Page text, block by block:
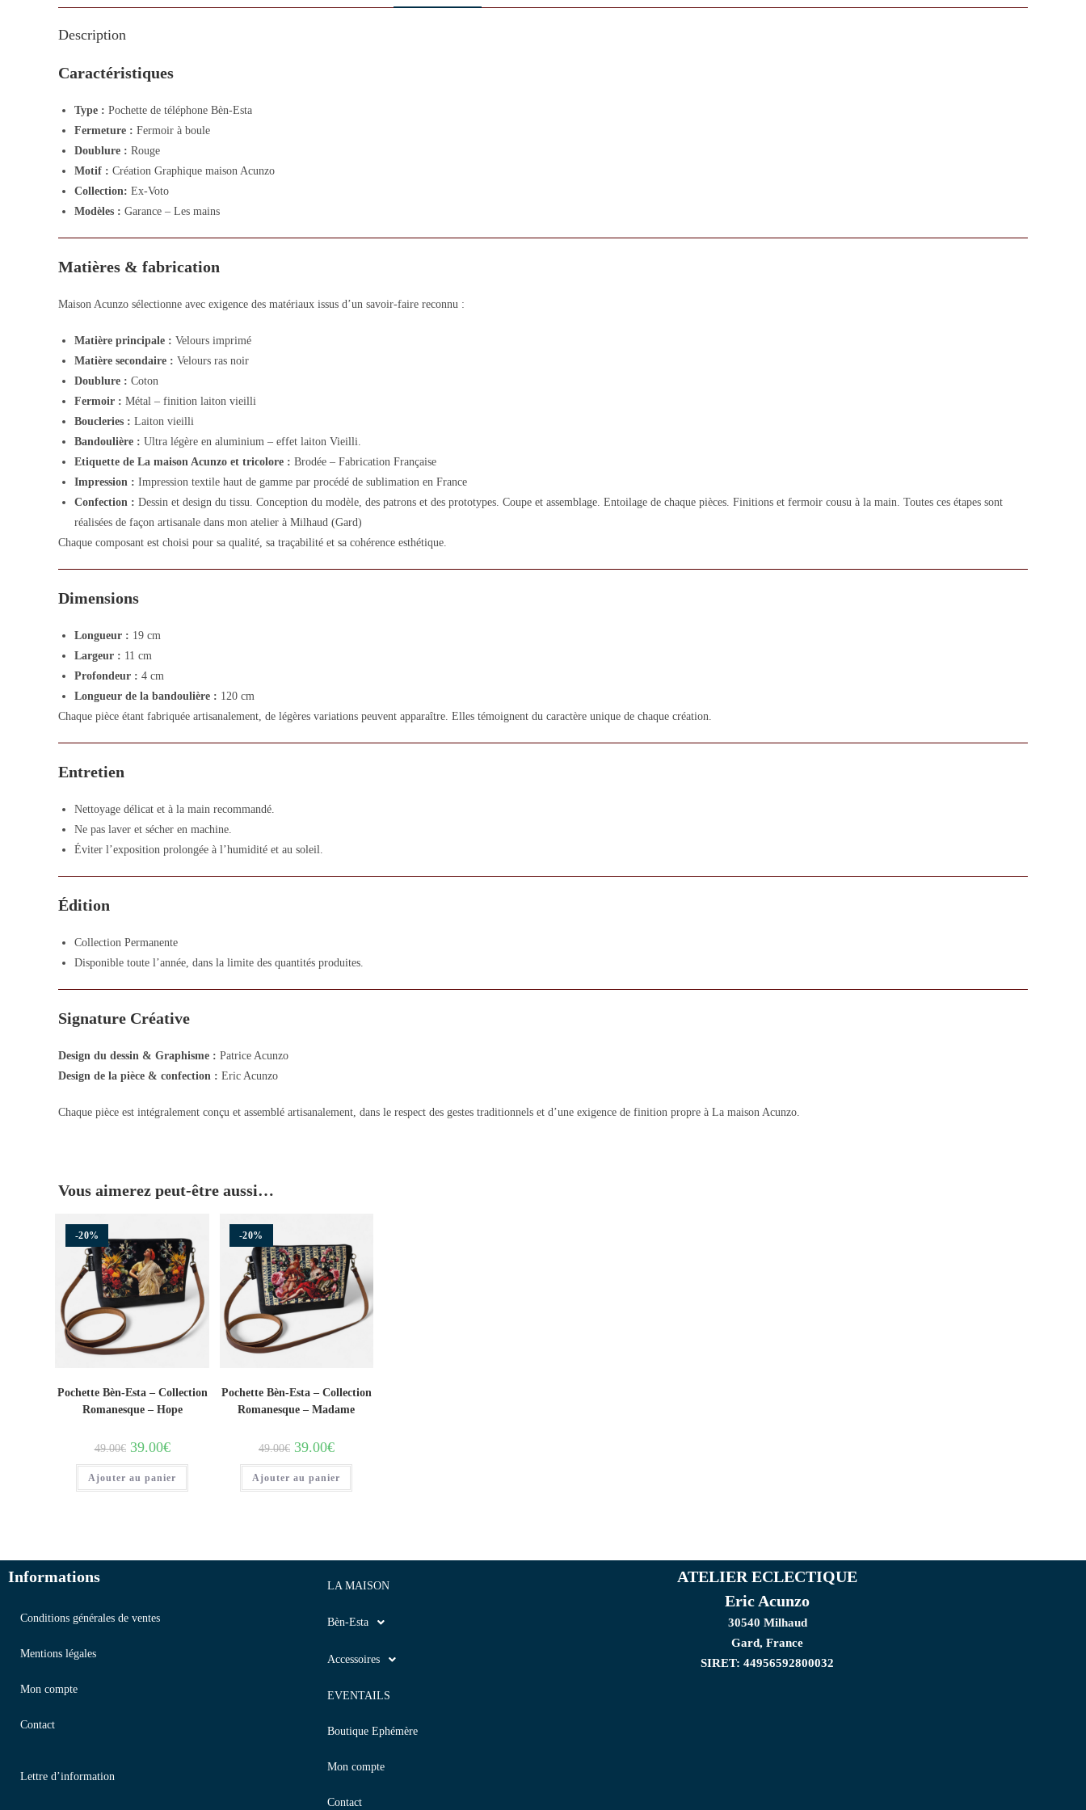
Description
Caractéristiques
Type : Pochette de téléphone Bèn-Esta
Fermeture : Fermoir à boule
Doublure : Rouge
Motif : Création Graphique maison Acunzo
Collection: Ex-Voto
Modèles : Garance – Les mains
Matières & fabrication
Maison Acunzo sélectionne avec exigence des matériaux issus d’un savoir-faire reconnu :
Matière principale : Velours imprimé
Matière secondaire : Velours ras noir
Doublure : Coton
Fermoir : Métal – finition laiton vieilli
Boucleries : Laiton vieilli
Bandoulière : Ultra légère en aluminium – effet laiton Vieilli.
Etiquette de La maison Acunzo et tricolore : Brodée – Fabrication Française
Impression : Impression textile haut de gamme par procédé de sublimation en France
Confection : Dessin et design du tissu. Conception du modèle, des patrons et des prototypes. Coupe et assemblage. Entoilage de chaque pièces. Finitions et fermoir cousu à la main. Toutes ces étapes sont
réalisées de façon artisanale dans mon atelier à Milhaud (Gard)
Chaque composant est choisi pour sa qualité, sa traçabilité et sa cohérence esthétique.
Dimensions
Longueur : 19 cm
Largeur : 11 cm
Profondeur : 4 cm
Longueur de la bandoulière : 120 cm
Chaque pièce étant fabriquée artisanalement, de légères variations peuvent apparaître. Elles témoignent du caractère unique de chaque création.
Entretien
Nettoyage délicat et à la main recommandé.
Ne pas laver et sécher en machine.
Éviter l’exposition prolongée à l’humidité et au soleil.
Édition
Collection Permanente
Disponible toute l’année, dans la limite des quantités produites.
Signature Créative
Design du dessin & Graphisme : Patrice Acunzo
Design de la pièce & confection : Eric Acunzo
Chaque pièce est intégralement conçu et assemblé artisanalement, dans le respect des gestes traditionnels et d’une exigence de finition propre à La maison Acunzo.
Vous aimerez peut-être aussi…
-20%
Pochette Bèn-Esta – Collection
Romanesque – Hope
49.00€ 39.00€
Ajouter au panier
-20%
Pochette Bèn-Esta – Collection
Romanesque – Madame
49.00€ 39.00€
Ajouter au panier
Informations
Conditions générales de ventes
Mentions légales
Mon compte
Contact
Lettre d’information
LA MAISON
Bèn-Esta
Accessoires
EVENTAILS
Boutique Ephémère
Mon compte
Contact
ATELIER ECLECTIQUE
Eric Acunzo
30540 Milhaud
Gard, France
SIRET: 44956592800032